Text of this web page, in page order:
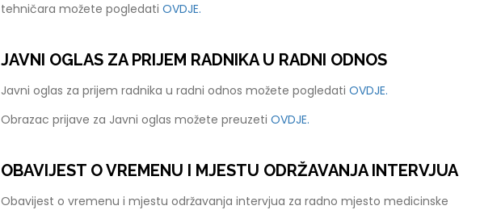
tehničara možete pogledati OVDJE.
JAVNI OGLAS ZA PRIJEM RADNIKA U RADNI ODNOS
Javni oglas za prijem radnika u radni odnos možete pogledati OVDJE.
Obrazac prijave za Javni oglas možete preuzeti OVDJE.
OBAVIJEST O VREMENU I MJESTU ODRŽAVANJA INTERVJUA
Obavijest o vremenu i mjestu održavanja intervjua za radno mjesto medicinske